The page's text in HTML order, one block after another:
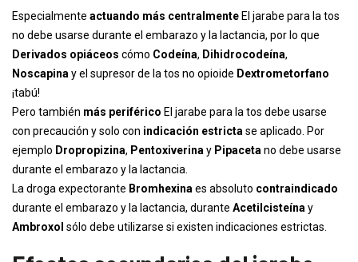
Especialmente actuando más centralmente El jarabe para la tos
no debe usarse durante el embarazo y la lactancia, por lo que
Derivados opiáceos cómo Codeína, Dihidrocodeína,
Noscapina y el supresor de la tos no opioide Dextrometorfano
¡tabú!
Pero también más periférico El jarabe para la tos debe usarse
con precaución y solo con indicación estricta se aplicado. Por
ejemplo Dropropizina, Pentoxiverina y Pipaceta no debe usarse
durante el embarazo y la lactancia.
La droga expectorante Bromhexina es absoluto contraindicado
durante el embarazo y la lactancia, durante Acetilcisteína y
Ambroxol sólo debe utilizarse si existen indicaciones estrictas.